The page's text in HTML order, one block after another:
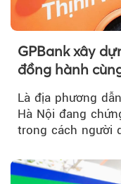
GPBank xây
đồng hành
Là địa phương
Hà Nội đang
trong cách người